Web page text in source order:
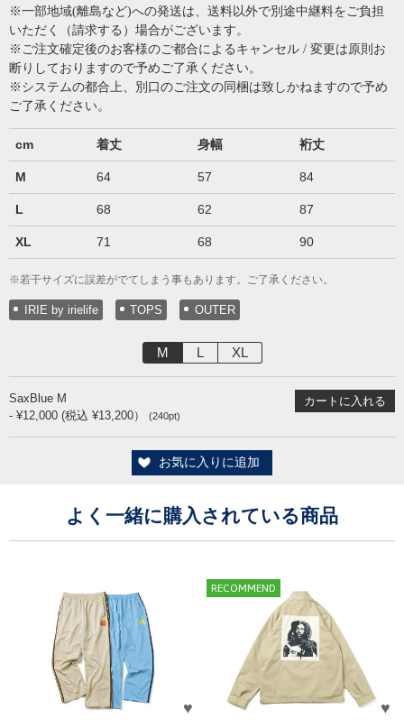
※一部地域(離島など)への発送は、送料以外で別途中継料をご負担
いただく（請求する）場合がございます。
※ご注文確定後のお客様のご都合によるキャンセル / 変更は原則お
断りしておりますので予めご了承ください。
※システムの都合上、別口のご注文の同梱は致しかねますので予め
ご了承ください。
cm 着丈 身幅 裄丈
M 64 57 84
L 68 62 87
XL 71 68 90
※若干サイズに誤差がでてしまう事もあります。ご了承ください。
IRIE by irielife TOPS OUTER
M L XL
SaxBlue M
- ¥12,000 (税込 ¥13,200）
(240pt)
お気に入りに追加
よく一緒に購入されている商品
RECOMMEND